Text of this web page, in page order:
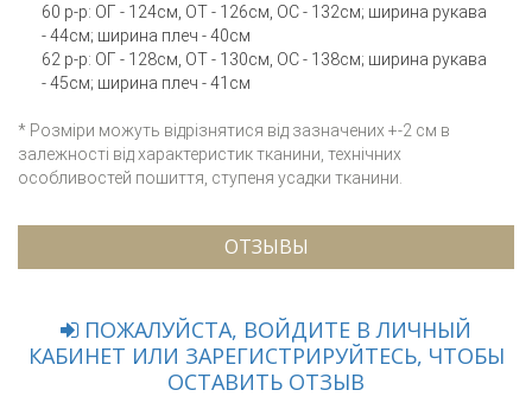
60 р-р: ОГ - 124см, ОТ - 126см, ОС - 132см; ширина рукава
- 44см; ширина плеч - 40см
62 р-р: ОГ - 128см, ОТ - 130см, ОС - 138см; ширина рукава
- 45см; ширина плеч - 41см
* Розміри можуть відрізнятися від зазначених +-2 см в
залежності від характеристик тканини, технічних
особливостей пошиття, ступеня усадки тканини.
ОТЗЫВЫ
ПОЖАЛУЙСТА, ВОЙДИТЕ В ЛИЧНЫЙ
КАБИНЕТ ИЛИ ЗАРЕГИСТРИРУЙТЕСЬ, ЧТОБЫ
ОСТАВИТЬ ОТЗЫВ